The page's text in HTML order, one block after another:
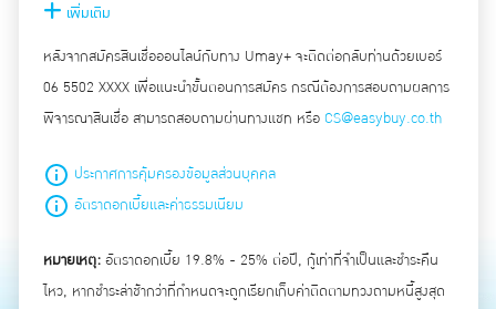
เพิ่มเติม
หลังจากสมัครสินเชื่อออนไลน์กับทาง Umay+ จะติดต่อกลับท่านด้วยเบอร์
06 5502 XXXX เพื่อแนะนำขั้นตอนการสมัคร กรณีต้องการสอบถามผลการ
พิจารณาสินเชื่อ สามารถสอบถามผ่านทางแชท หรือCS@easybuy.co.th
ประกาศการคุ้มครองข้อมูลส่วนบุคคล
อัตราดอกเบี้ยและค่าธรรมเนียม
หมายเหตุ:อัตราดอกเบี้ย 19.8% - 25% ต่อปี, กู้เท่าที่จำเป็นและชำระคืน
ไหว, หากชำระล่าช้ากว่าที่กำหนดจะถูกเรียกเก็บค่าติดตามทวงถามหนี้สูงสุด